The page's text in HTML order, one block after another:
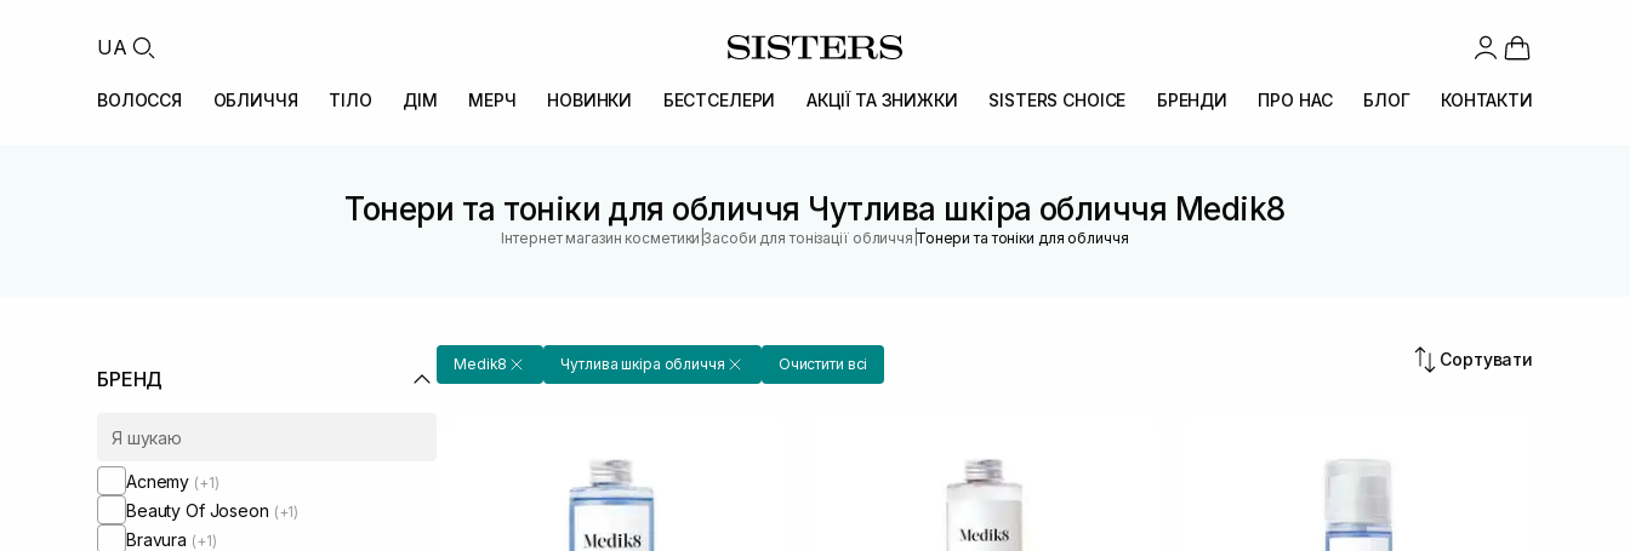
UA
ВОЛОССЯ ОБЛИЧЧЯ ТІЛО ДІМ МЕРЧ НОВИНКИ БЕСТСЕЛЕРИ АКЦІЇ ТА ЗНИЖКИ SISTERS CHOICE БРЕНДИ ПРО НАС БЛОГ КОНТАКТИ
Тонери та тоніки для обличчя Чутлива шкіра обличчя Medik8
Інтернет магазин косметики |Засоби для тонізації обличчя |Тонери та тоніки для обличчя
БРЕНД
Acnemy (+1)
Beauty Of Joseon (+1)
Bravura (+1)
Medik8 Чутлива шкіра обличчя Очистити всі Сортувати